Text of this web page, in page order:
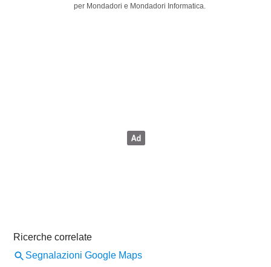
per Mondadori e Mondadori Informatica.